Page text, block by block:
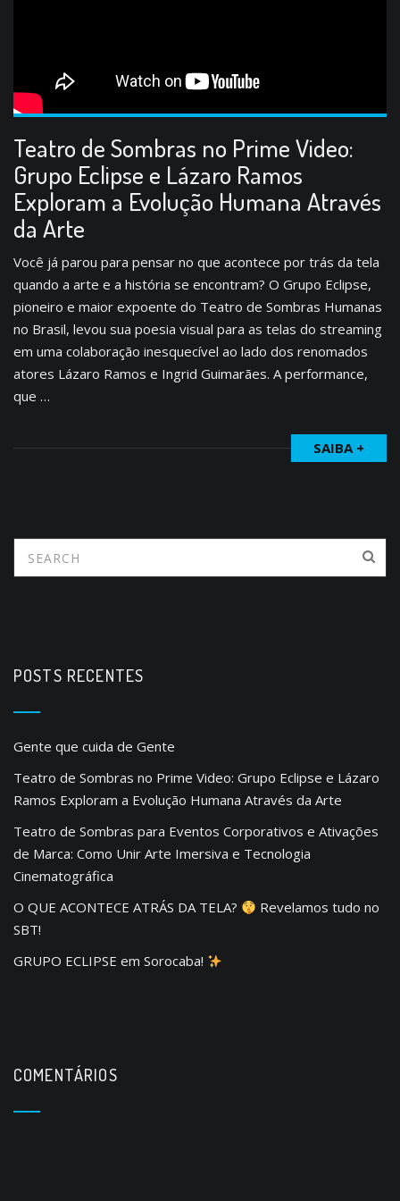
Teatro de Sombras no Prime Video:
Grupo Eclipse e Lázaro Ramos
Exploram a Evolução Humana Através
da Arte
Você já parou para pensar no que acontece por trás da tela
quando a arte e a história se encontram? O Grupo Eclipse,
pioneiro e maior expoente do Teatro de Sombras Humanas
no Brasil, levou sua poesia visual para as telas do streaming
em uma colaboração inesquecível ao lado dos renomados
atores Lázaro Ramos e Ingrid Guimarães. A performance,
que …
SAIBA +
POSTS RECENTES
Gente que cuida de Gente
Teatro de Sombras no Prime Video: Grupo Eclipse e Lázaro
Ramos Exploram a Evolução Humana Através da Arte
Teatro de Sombras para Eventos Corporativos e Ativações
de Marca: Como Unir Arte Imersiva e Tecnologia
Cinematográfica
O QUE ACONTECE ATRÁS DA TELA?
Revelamos tudo no
SBT!
GRUPO ECLIPSE em Sorocaba!
COMENTÁRIOS